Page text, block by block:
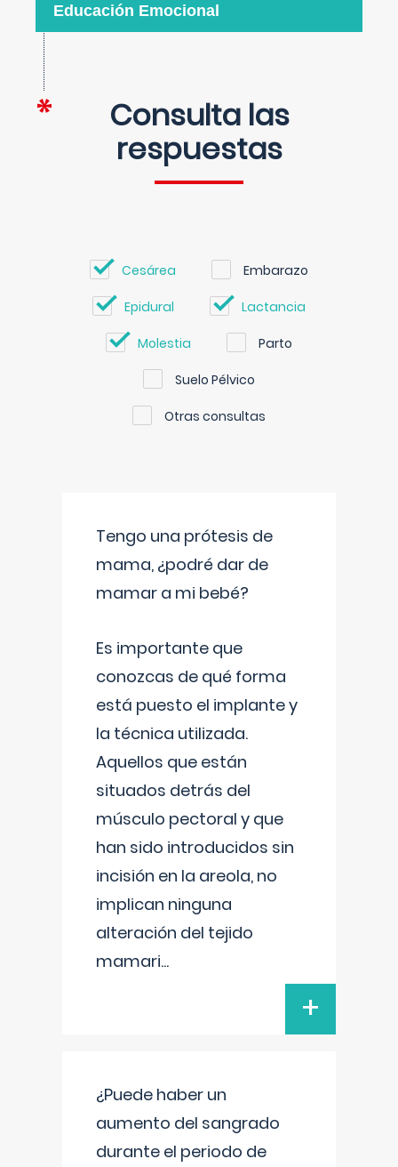
Educación Emocional
Consulta las
respuestas
Cesárea Embarazo
Epidural Lactancia
Molestia Parto
Suelo Pélvico
Otras consultas
Tengo una prótesis de
mama, ¿podré dar de
mamar a mi bebé?
Es importante que
conozcas de qué forma
está puesto el implante y
la técnica utilizada.
Aquellos que están
situados detrás del
músculo pectoral y que
han sido introducidos sin
incisión en la areola, no
implican ninguna
alteración del tejido
mamari...
+
¿Puede haber un
aumento del sangrado
durante el periodo de